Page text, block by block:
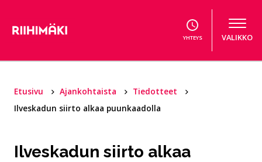
YHTEYS VALIKKO
Etusivu Ajankohtaista
Tiedotteet
Ilveskadun siirto alkaa puunkaadolla
Ilveskadun siirto alkaa